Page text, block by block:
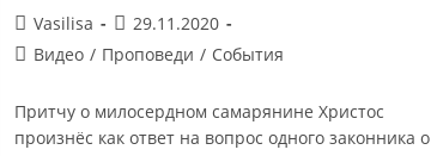
Vasilisa
29.11.2020
Видео / Проповеди / События
Притчу о милосердном самарянине Христос
произнёс как ответ на вопрос одного законника о